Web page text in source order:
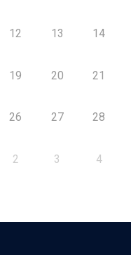
12 13 14
19 20 21
26 27 28
2 3 4